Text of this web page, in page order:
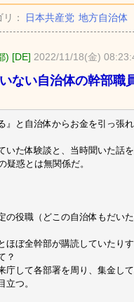
： 日本共産党 地方自治体
) [DE] 2022/11/18(金)
ない自治体の幹部職
』と自治体からお金を引っ張れ
いた体験談と、当時聞いた話
疑惑とは無関係だ。
の役職（どこの自治体もだい
ほぼ全幹部が購読していたりす
？
庁して各部署を周り、集金し
つ。